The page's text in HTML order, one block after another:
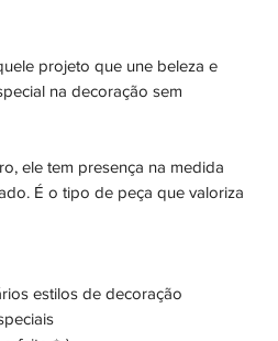
projeto que une beleza e
na decoração sem
ele tem presença na medida
É o tipo de peça que valoriza
estilos de decoração